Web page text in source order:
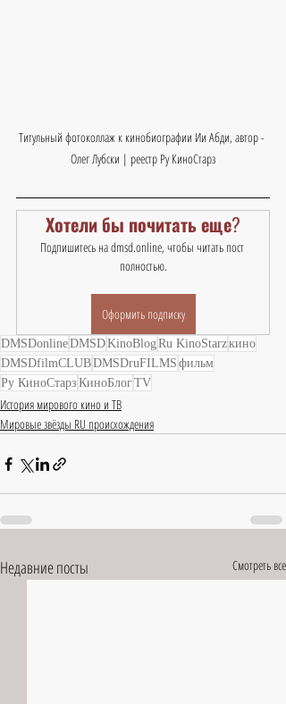
Титульный фотоколлаж к кинобиографии Ии Абди, автор -
Олег Лубски | реестр Ру КиноСтарз
Хотели бы почитать еще?
Подпишитесь на dmsd.online, чтобы читать пост
полностью.
Оформить подписку
DMSDonlineDMSDKinoBlogRu KinoStarzкино
DMSDfilmCLUBDMSDruFILMS фильм
Ру КиноСтарз КиноБлогTV
История мирового кино и ТВ
Мировые звёзды RU происхождения
Недавние посты Смотреть все